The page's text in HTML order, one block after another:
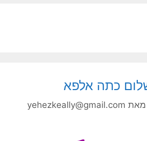
כתה אלפא
מאת yehezkeally@gmail.com